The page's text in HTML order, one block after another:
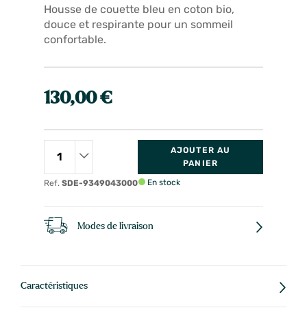
Housse de couette bleu en coton bio,
douce et respirante pour un sommeil
confortable.
130,00 €
Ref. SDE-9349043000
AJOUTER AU
PANIER
En stock
Modes de livraison
Caractéristiques